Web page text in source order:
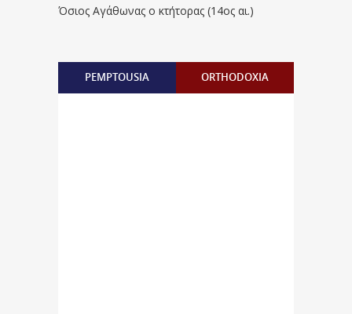
Όσιος Αγάθωνας ο κτήτορας (14ος αι.)
PEMPTOUSIA ORTHODOXIA